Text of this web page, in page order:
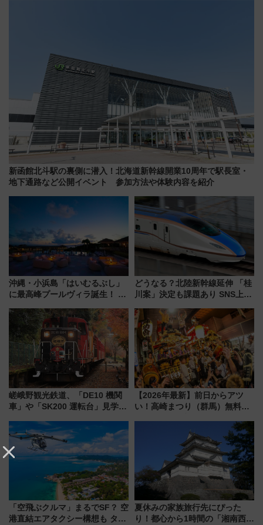
新函館北斗駅の裏側に潜入！北海道新幹線開業10周年で駅長室・
地下通路など公開イベント 参加方法や体験内容を紹介
沖縄・小浜島「はいむるぶし」
に最高峰プールヴィラ誕生！ 石
美旅「何もしない贅沢」を体験
してみない？
どうなる？北陸新幹線延伸 「桂
川案」決定も課題あり SNS上の
嵯峨野観光鉄道、「DE10 機関
車」や「SK200 運転台」見学ツ
トの一環で激レア体験できちゃ
うかも 参加方法やスケジュール
をご紹介
【2026年最新】前日からアツ
い！高崎まつり（群馬）無料観
「空飛ぶクルマ」まるでSF？ 空
港直結エアタクシー構想も タイ
夏休みの家族旅行先にぴった
り！都心から1時間の「湘南西エ